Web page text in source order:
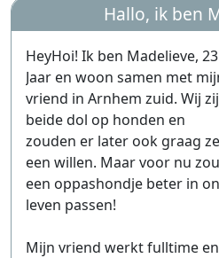
Hallo, ik ben
HeyHoi! Ik ben Madelieve, 23
Jaar en woon samen met
vriend in Arnhem zuid. Wij
beide dol op honden en
zouden er later ook graag
een willen. Maar voor nu zou
een oppashondje beter in
leven passen!
Mijn vriend werkt fulltime